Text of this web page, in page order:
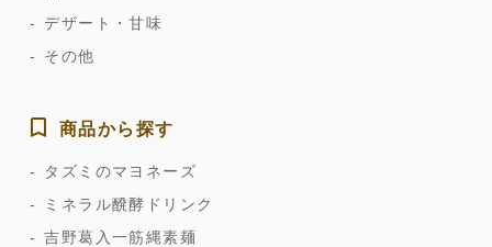
デザート・甘味
その他
商品から探す
タズミのマヨネーズ
ミネラル醗酵ドリンク
吉野葛入一筋縄素麺